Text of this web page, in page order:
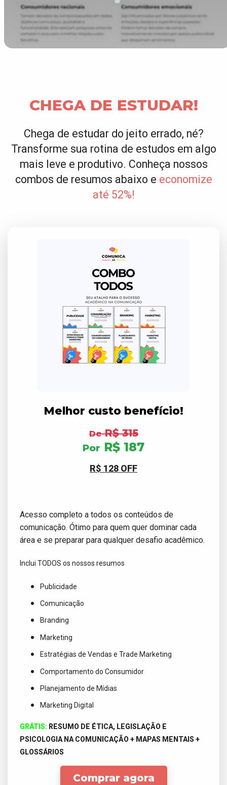
CHEGA DE ESTUDAR!
Chega de estudar do jeito errado, né?
Transforme sua rotina de estudos em algo
mais leve e produtivo. Conheça nossos
combos de resumos abaixo e economize
até 52%!
Melhor custo benefício!
DeR$ 315
Por R$ 187
R$ 128 OFF
Acesso completo a todos os conteúdos de
comunicação. Ótimo para quem quer dominar cada
área e se preparar para qualquer desafio acadêmico.
Inclui TODOS os nossos resumos
Publicidade
Comunicação
Branding
Marketing
Estratégias de Vendas e Trade Marketing
Comportamento do Consumidor
Planejamento de Mídias
Marketing Digital
GRÁTIS: RESUMO DE ÉTICA, LEGISLAÇÃO E
PSICOLOGIA NA COMUNICAÇÃO + MAPAS MENTAIS +
GLOSSÁRIOS
Comprar agora